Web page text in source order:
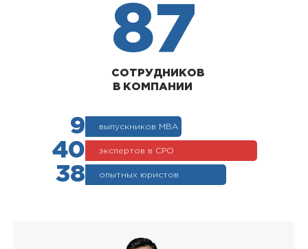
87
СОТРУДНИКОВ
В КОМПАНИИ
9 выпускников МВА
40 экспертов в СРО
38 опытных юристов